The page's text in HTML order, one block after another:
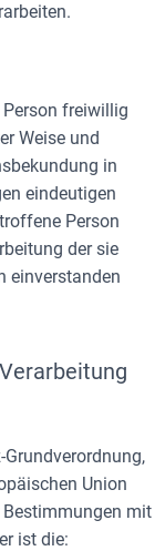
freiwillig
Weise und
in
eindeutigen
Person
der sie
einverstanden
Union
Bestimmungen mit
ist die: